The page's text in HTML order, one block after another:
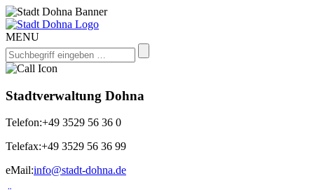
MENU
Stadtverwaltung Dohna
Telefon:+49 3529 56 36 0
Telefax:+49 3529 56 36 99
eMail:info@stadt-dohna.de